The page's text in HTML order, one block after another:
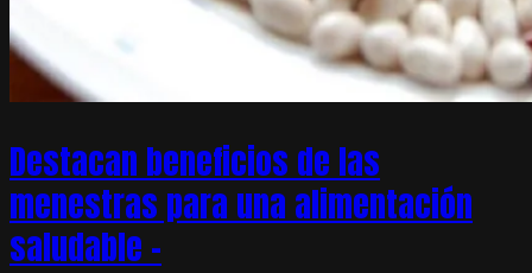
Destacan beneficios de las
menestras para una alimentación
saludable –